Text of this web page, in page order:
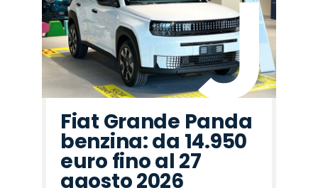
Fiat Grande Panda
benzina: da 14.950
euro fino al 27
agosto 2026